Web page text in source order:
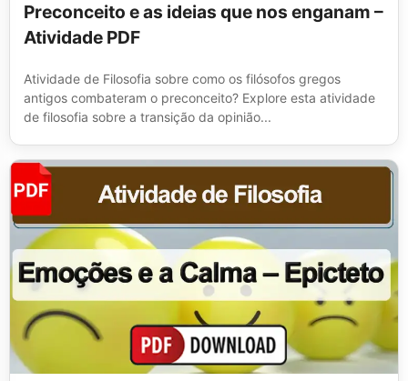
Preconceito e as ideias que nos enganam –
Atividade PDF
Atividade de Filosofia sobre como os filósofos gregos
antigos combateram o preconceito? Explore esta atividade
de filosofia sobre a transição da opinião...